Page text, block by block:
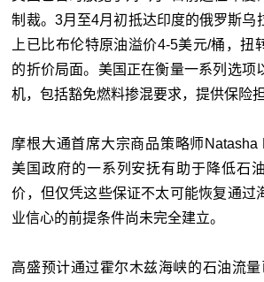
制裁。3月至4月初抵达印度的俄罗斯乌
上已比布伦特原油溢价4-5美元/桶，扭
的折价局面。美国正在衡量一系列选项
机，包括豁免燃料掺混要求，提供保险
摩根大通首席大宗商品策略师Natasha
美国政府的一系列安抚有助于降低石
价，但仅凭这些保证不太可能恢复通过
业信心的前提条件尚未完全建立。
高盛预计通过霍尔木兹海峡的石油流